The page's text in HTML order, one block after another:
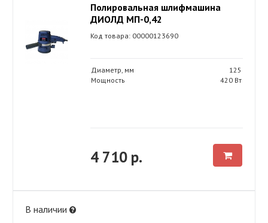
Полировальная шлифмашина
ДИОЛД МП-0,42
Код товара: 00000123690
Диаметр, мм
125
Мощность
420 Вт
4 710 р.
В наличии